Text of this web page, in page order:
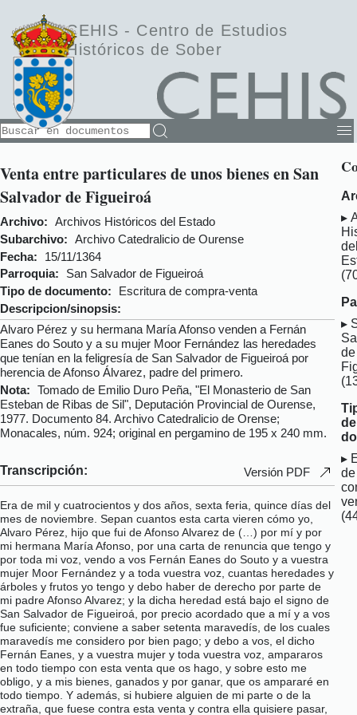
CEHIS - Centro de Estudios
Históricos de Sober
Venta entre particulares de unos bienes en San
Salvador de Figueiroá
Archivo:
Archivos Históricos del Estado
Subarchivo:
Archivo Catedralicio de Ourense
Fecha:
15/11/1364
Parroquia:
San Salvador de Figueiroá
Tipo de documento:
Escritura de compra-venta
Descripcion/sinopsis:
Alvaro Pérez y su hermana María Afonso venden a Fernán
Eanes do Souto y a su mujer Moor Fernández las heredades
que tenían en la feligresía de San Salvador de Figueiroá por
herencia de Afonso Álvarez, padre del primero.
Nota:
Tomado de Emilio Duro Peña, "El Monasterio de San
Esteban de Ribas de Sil", Deputación Provincial de Ourense,
1977. Documento 84. Archivo Catedralicio de Orense;
Monacales, núm. 924; original en pergamino de 195 x 240 mm.
Transcripción: Versión PDF
Era de mil y cuatrocientos y dos años, sexta feria, quince días del
mes de noviembre. Sepan cuantos esta carta vieren cómo yo,
Alvaro Pérez, hijo que fui de Afonso Alvarez de (…) por mí y por
mi hermana María Afonso, por una carta de renuncia que tengo y
por toda mi voz, vendo a vos Fernán Eanes do Souto y a vuestra
mujer Moor Fernández y a toda vuestra voz, cuantas heredades y
árboles y frutos yo tengo y debo haber de derecho por parte de
mi padre Afonso Alvarez; y la dicha heredad está bajo el signo de
San Salvador de Figueiroá, por precio acordado que a mí y a vos
fue suficiente; conviene a saber setenta maravedís, de los cuales
maravedís me considero por bien pago; y debo a vos, el dicho
Fernán Eanes, y a vuestra mujer y toda vuestra voz, ampararos
en todo tiempo con esta venta que os hago, y sobre esto me
obligo, y a mis bienes, ganados y por ganar, que os ampararé en
todo tiempo. Y además, si hubiere alguien de mi parte o de la
extraña, que fuese contra esta venta y contra ella quisiere pasar,
de
de
de